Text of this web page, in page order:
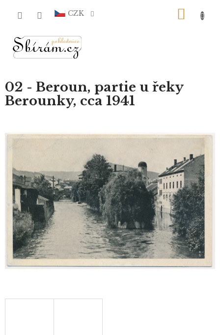
CZK
02 - Beroun, partie u řeky
Berounky, cca 1941